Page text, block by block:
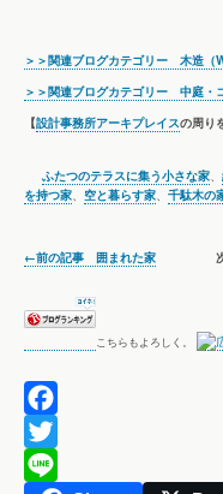
＞＞関連ブログカテゴリー 木造（
＞＞関連ブログカテゴリー 中庭・
【設計事務所アーキプレイスの周り
ふたつのテラスに集う小さな家、
を持つ家、 空と暮らす家、 千駄木の
←前の記事 囲まれた家 次の
こちらもよろしく。
F
aT